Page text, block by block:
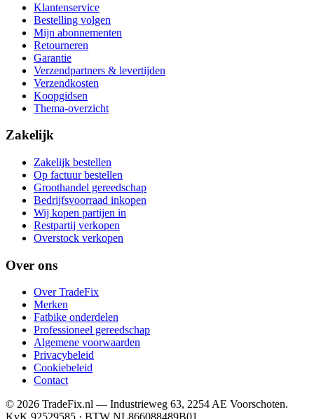
Klantenservice
Bestelling volgen
Mijn abonnementen
Retourneren
Garantie
Verzendpartners & levertijden
Verzendkosten
Koopgidsen
Thema-overzicht
Zakelijk
Zakelijk bestellen
Op factuur bestellen
Groothandel gereedschap
Bedrijfsvoorraad inkopen
Wij kopen partijen in
Restpartij verkopen
Overstock verkopen
Over ons
Over TradeFix
Merken
Fatbike onderdelen
Professioneel gereedschap
Algemene voorwaarden
Privacybeleid
Cookiebeleid
Contact
© 2026 TradeFix.nl — Industrieweg 63, 2254 AE Voorschoten.